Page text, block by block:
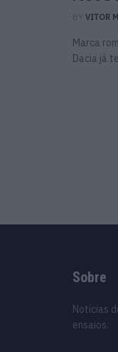
BY VITOR
Marca
Dacia já
Sobre
Noticias
ensaios.